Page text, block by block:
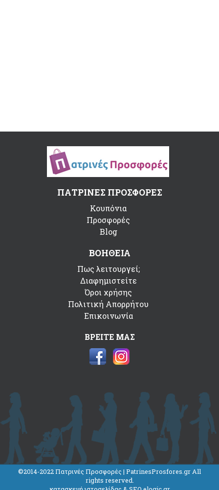
ΠΑΤΡΙΝΕΣ ΠΡΟΣΦΟΡΕΣ
Κουπόνια
Προσφορές
Blog
ΒΟΗΘΕΙΑ
Πως λειτουργεί;
Διαφημιστείτε
Όροι χρήσης
Πολιτική Απορρήτου
Επικοινωνία
ΒΡΕΙΤΕ ΜΑΣ
©2014-2022 Πατρινές Προσφορές | PatrinesProsfores.gr All
rights reserved.